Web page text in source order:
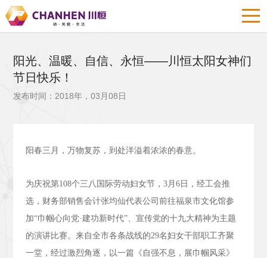
阳光、温暖、自信、永恒——川恒太阳女神们
节日快乐！
发布时间：2018年，03月08日
阳春三月，万物复苏，到处洋溢着浓浓的春意。
为庆祝第108个三八国际劳动妇女节， 3月 6日，经工会推
选，财务部销售会计张均仙代表公司前往福泉市文化馆参
加“巾帼心向党·建功新时代”、宣传党的十九大精神为主题
的演讲比赛。来自全市各条战线的29名妇女干部职工齐聚
一堂，经过激烈角逐，以一篇《自强不息，展巾帼风采》